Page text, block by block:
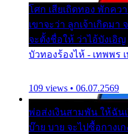
โศก เสียเถิดทอง พักคว
เขาจะว่า ลูกเจ้าเกิดมา
จะตั้งชื่อให้ ว่าไอ้บังเอิญ
บัวทองร้องไห้ - เทพพร
109 views • 06.07.2569
พ่อส่งเงินสามพัน ให้ฉัน
บ๊าย บาย จะไปซื้อกางเ